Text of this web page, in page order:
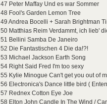
47 Peter Maffay Und es war Sommer
48 Fool's Garden Lemon Tree
49 Andrea Bocelli + Sarah Brightman
50 Matthias Reim Verdammt, ich lieb'
51 Bellini Samba De Janeiro
52 Die Fantastischen 4 Die da!?!
53 Michael Jackson Earth Song
54 Right Said Fred I'm too sexy
55 Kylie Minogue Can't get you out of
56 Electronica's Dance little bird (
57 Rednex Cotton Eye Joe
58 Elton John Candle In The Wind /